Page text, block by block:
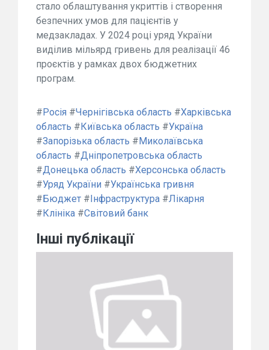
стало облаштування укриттів і створення
безпечних умов для пацієнтів у
медзакладах. У 2024 році уряд України
виділив мільярд гривень для реалізації 46
проєктів у рамках двох бюджетних
програм.
# Росія #Чернігівська область #Харківська
область # Київська область #Україна
#Запорізька область # Миколаївська
область #Дніпропетровська область
#Донецька область #Херсонська область
#Уряд України #Українська гривня
# Бюджет # Інфраструктура #Лікарня
# Клініка #Світовий банк
Інші публікації